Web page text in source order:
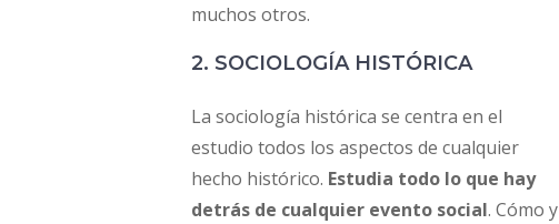
muchos otros.
2. SOCIOLOGÍA HISTÓRICA
La sociología histórica se centra en el
estudio todos los aspectos de cualquier
hecho histórico. Estudia todo lo que hay
detrás de cualquier evento social. Cómo y